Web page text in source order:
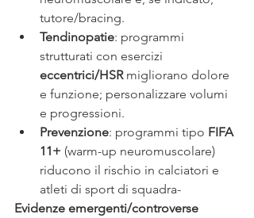
tutore/bracing.
Tendinopatie: programmi
strutturati con esercizi
eccentrici/HSR migliorano dolore
e funzione; personalizzare volumi
e progressioni.
Prevenzione: programmi tipo FIFA
11+ (warm-up neuromuscolare)
riducono il rischio in calciatori e
atleti di sport di squadra-
Evidenze emergenti/controverse